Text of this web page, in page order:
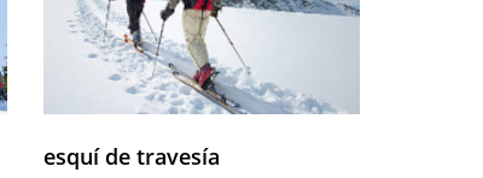
ESQUÍ DE TRAVESÍA
esquí de travesía